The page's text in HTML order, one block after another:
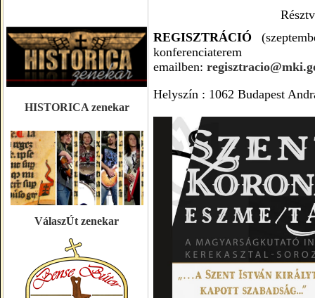
HISTORICA zenekar
VálaszÚt zenekar
REGISZTRÁCIÓ
emailben:
Helyszín : 1062 Budapest